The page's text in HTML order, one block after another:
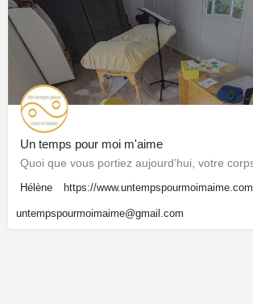
Un temps pour moi m'aime
Hélène https://www.untempspourmoimaime.com
untempspourmoimaime@gmail.com